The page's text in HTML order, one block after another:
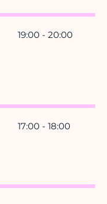
19:00 - 20:00
17:00 - 18:00